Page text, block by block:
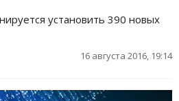
установить 390 новых
16 августа 2016, 19:14